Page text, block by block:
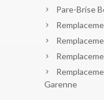
Pare-Brise
Garenne